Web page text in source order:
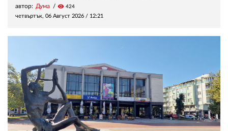
автор: Дума visibility 424
четвъртък, 06 Август 2026 / 12:21